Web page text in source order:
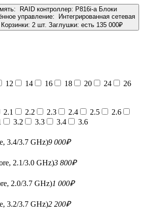
RAID контроллер: P816i-a Блоки
управление:
Интегрированная сетевая
Корзинки: 2 шт. Заглушки: есть 135 000₽
12 14 16 18 20 24
26
2.1 2.2 2.3 2.4 2.5
2.6
3.2 3.3 3.4 3.6
3.4/3.7 GHz)9 000₽
2.1/3.0 GHz)3 800₽
2.0/3.7 GHz)1 000₽
3.2/3.7 GHz)2 200₽